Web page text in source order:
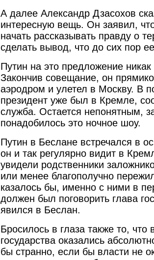
А далее Александр Дзасохов
интересную вещь. Он заявил,
начать рассказывать правду о
сделать вывод, что до сих пор
Путин на это предложение
Закончив совещание, он
аэродром и улетел в Москву. В
президент уже был в Кремле,
служба. Остается непонятным,
понадобилось это ночное шоу.
Путин в Беслане встречался в
он и так регулярно видит в
увидели родственники
или менее благополучно
казалось бы, именно с ними в
должен был поговорить глава
явился в Беслан.
Бросилось в глаза также то, что
государства оказались
бы странно, если бы власти не